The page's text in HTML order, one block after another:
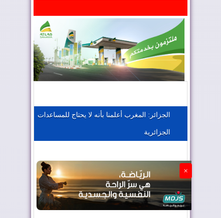
المغرب يعزز موقعه في صناعة الطيران
الجزائر تستسلم لفرنسا
الجزائر: المغرب أعلمنا بأنه لا يحتاج للمساعدات
الجزائرية
×